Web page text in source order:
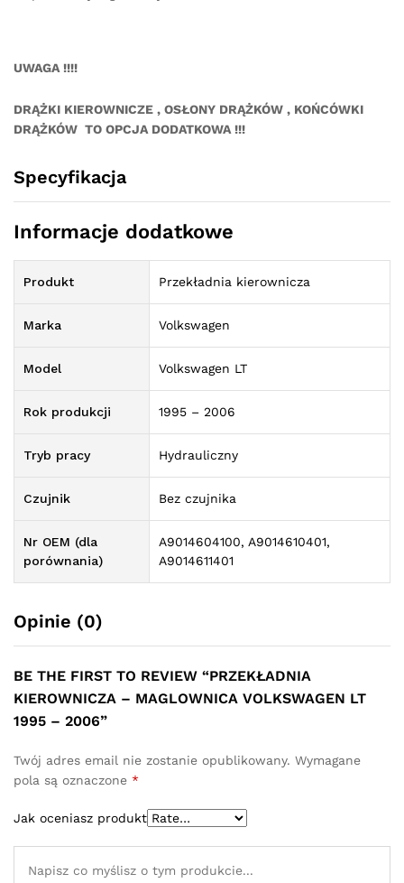
UWAGA !!!!
DRĄŻKI KIEROWNICZE , OSŁONY DRĄŻKÓW , KOŃCÓWKI
DRĄŻKÓW TO OPCJA DODATKOWA !!!
Specyfikacja
Informacje dodatkowe
Produkt Przekładnia kierownicza
Marka Volkswagen
Model Volkswagen LT
Rok produkcji 1995 – 2006
Tryb pracy Hydrauliczny
Czujnik Bez czujnika
Nr OEM (dla
porównania)
A9014604100, A9014610401,
A9014611401
Opinie (0)
BE THE FIRST TO REVIEW “PRZEKŁADNIA
KIEROWNICZA – MAGLOWNICA VOLKSWAGEN LT
1995 – 2006”
Twój adres email nie zostanie opublikowany. Wymagane
pola są oznaczone *
Jak oceniasz produkt